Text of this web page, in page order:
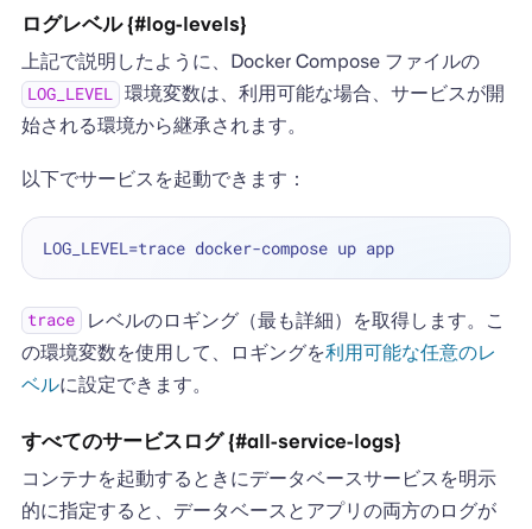
ログレベル {#log-levels}
上記で説明したように、Docker Compose ファイルの
LOG_LEVEL 環境変数は、利用可能な場合、サービスが開
始される環境から継承されます。
以下でサービスを起動できます：
trace
レベルのロギング（最も詳細）を取得します。こ
の環境変数を使用して、ロギングを利用可能な任意のレ
ベルに設定できます。
すべてのサービスログ {#all-service-logs}
コンテナを起動するときにデータベースサービスを明示
的に指定すると、データベースとアプリの両方のログが